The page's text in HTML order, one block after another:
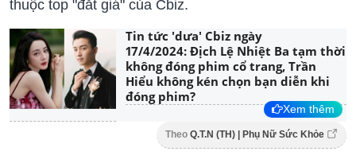
thuộc top "đắt giá" của Cbiz.
Tin tức 'dưa' Cbiz ngày
17/4/2024: Địch Lệ Nhiệt Ba tạm thời
không đóng phim cổ trang, Trần
Hiểu không kén chọn bạn diễn khi
đóng phim?
Xem thêm
Theo Q.T.N (TH) | Phụ Nữ Sức Khỏe